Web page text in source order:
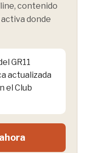
contenido
donde
GR11
actualizada
el Club